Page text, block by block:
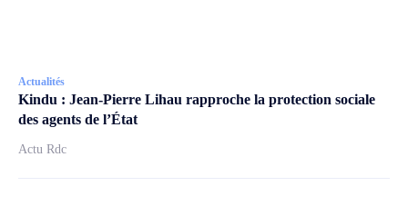
Actualités
Kindu : Jean-Pierre Lihau rapproche la protection sociale
des agents de l’État
Actu Rdc